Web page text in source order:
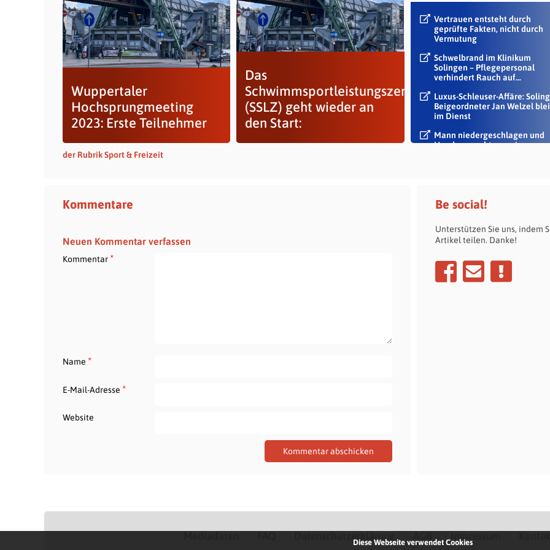
Wuppertaler
Hochsprungmeeting
2023: Erste Teilnehmer
Das
Schwimmsportleistungszentrum
(SSLZ) geht wieder an
den Start:
Vertrauen entsteht durch
geprüfte Fakten, nicht durch
Vermutung
Schwelbrand im Klinikum
Solingen – Pflegepersonal
verhindert Rauch auf...
Luxus-Schleuser-Affäre:
Beigeordneter Jan Welzel
im Dienst
Mann niedergeschlagen und
Handy geraubt – zwei
der Rubrik Sport & Freizeit
Kommentare
Neuen Kommentar verfassen
Kommentar*
Name *
E-Mail-Adresse *
Website
Be social!
Unterstützen Sie uns, indem
Artikel teilen. Danke!
Diese Webseite verwendet Cookies